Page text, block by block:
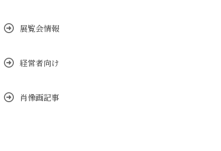
展覧会情報
経営者向け
肖像画記事